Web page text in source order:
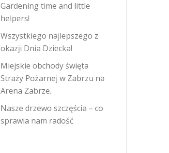
Gardening time and little
helpers!
Wszystkiego najlepszego z
okazji Dnia Dziecka!
Miejskie obchody święta
Straży Pożarnej w Zabrzu na
Arena Zabrze.
Nasze drzewo szczęścia – co
sprawia nam radość